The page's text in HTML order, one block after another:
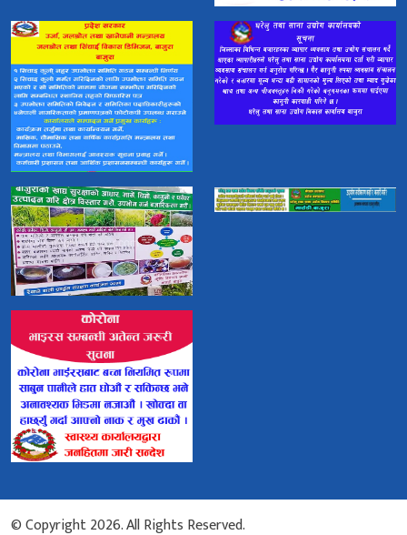
© Copyright 2026. All Rights Reserved.